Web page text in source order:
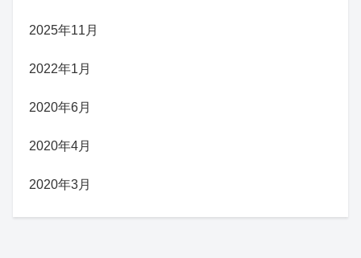
2025年11月
2022年1月
2020年6月
2020年4月
2020年3月